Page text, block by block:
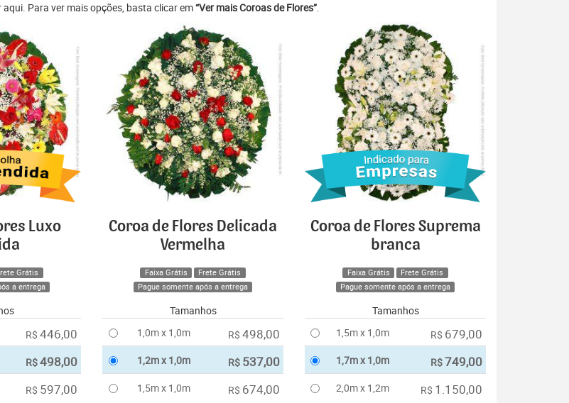
Para ver mais opções, basta clicar em“Ver mais Coroas de Flores”.
Luxo
Grátis
a entrega
R$ 446,00
R$498,00
R$ 597,00
Coroa de Flores Delicada
Vermelha
Faixa Grátis
Frete Grátis
Pague somente após a entrega
Tamanhos
1,0m x 1,0m
R$ 498,00
1,2m x 1,0m R$ 537,00
1,5m x 1,0m R$ 674,00
Coroa de Flores Suprema
branca
Faixa Grátis
Frete Grátis
Pague somente após a entrega
Tamanhos
1,5m x 1,0m
R$ 679,00
1,7m x 1,0m R$749,00
2,0m x 1,2m R$ 1.150,00